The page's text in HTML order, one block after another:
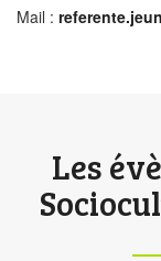
Mail :
Les